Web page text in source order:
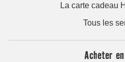
La carte cadeau
Tous les
Acheter